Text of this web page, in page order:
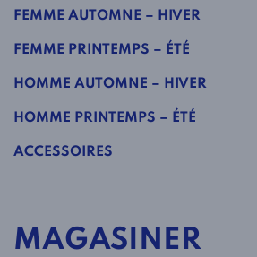
FEMME AUTOMNE – HIVER
FEMME PRINTEMPS – ÉTÉ
HOMME AUTOMNE – HIVER
HOMME PRINTEMPS – ÉTÉ
ACCESSOIRES
MAGASINER